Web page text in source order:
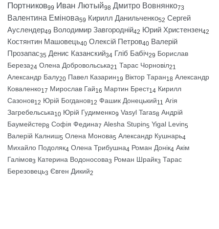
Портников99 Иван Лютый98 Дмитро Вовнянко73
Валентина Емінова59 Кирилл Данильченко52 Сергей
Ауслендер49 Володимир Завгородній42 Юрий Христензен42
Костянтин Машовець40 Олексій Петров40 Валерій
Прозапас35 Денис Казанский34 Гліб Бабіч29 Борислав
Береза24 Олена Добровольська21 Тарас Чорновіл21
Александр Балу20 Павел Казарин19 Віктор Таран18 Александр
Коваленко17 Мирослав Гай16 Мартин Брест14 Кирилл
Сазонов12 Юрій Богданов12 Фашик Донецький11 Агія
Загребельська10 Юрій Гудименко9 Vasyl Taras8 Андрій
Баумейстер8 Софія Федина7 Alesha Stupin5 Yigal Levin5
Валерій Калниш5 Олена Монова5 Александр Кушнарь4
Михайло Подоляк4 Олена Трибушна4 Роман Донік4 Акім
Галімов3 Катерина Водоносова3 Роман Шрайк3 Тарас
Березовець3 Євген Дикий2